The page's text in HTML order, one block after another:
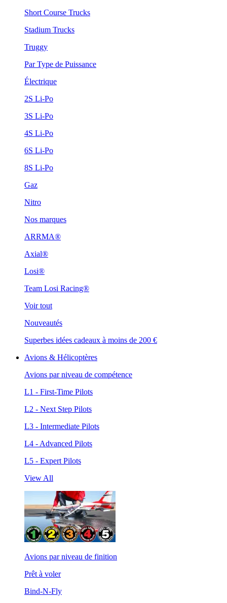
Short Course Trucks
Stadium Trucks
Truggy
Par Type de Puissance
Électrique
2S Li-Po
3S Li-Po
4S Li-Po
6S Li-Po
8S Li-Po
Gaz
Nitro
Nos marques
ARRMA®
Axial®
Losi®
Team Losi Racing®
Voir tout
Nouveautés
Superbes idées cadeaux à moins de 200 €
Avions & Hélicoptères
Avions par niveau de compétence
L1 - First-Time Pilots
L2 - Next Step Pilots
L3 - Intermediate Pilots
L4 - Advanced Pilots
L5 - Expert Pilots
View All
Avions par niveau de finition
Prêt à voler
Bind-N-Fly